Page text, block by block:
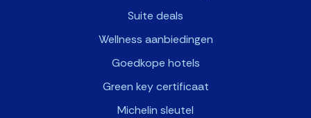
Suite deals
Wellness aanbiedingen
Goedkope hotels
Green key certificaat
Michelin sleutel